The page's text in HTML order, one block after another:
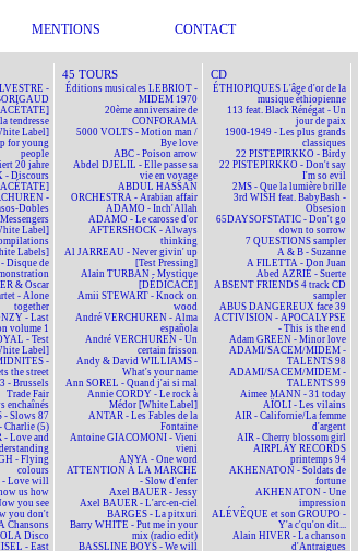
MENTIONS CONTACT
-
tendresse
Label]
for young
people
20 jahre
- Discours
-
Dobles
Label]
Labels]
Disque de
& Oscar
- Alone
together
- Last
volume 1
- Test
Label]
-
the street
- Brussels
Trade Fair
enchaînés
- Slows 87
Charlie (5)
- Love and
- Flying
colours
- Love will
us how
you see
you don't
Chansons
Disco
- East
45 TOURS
Éditions musicales LEBRIOT -
MIDEM 1970
20ème anniversaire de
CONFORAMA
5000 VOLTS - Motion man /
Bye love
ABC - Poison arrow
Abdel DJELIL - Elle passe sa
vie en voyage
ABDUL HASSAN
ORCHESTRA - Arabian affair
ADAMO - Inch'Allah
ADAMO - Le carosse d'or
AFTERSHOCK - Always
thinking
Al JARREAU - Never givin' up
[Test Pressing]
Alain TURBAN - Mystique
[DÉDICACÉ]
Amii STEWART - Knock on
wood
André VERCHUREN - Alma
española
André VERCHUREN - Un
certain frisson
Andy & David WILLIAMS -
What's your name
Ann SOREL - Quand j'ai si mal
Annie CORDY - Le rock à
Médor [White Label]
ANTAR - Les Fables de la
Fontaine
Antoine GIACOMONI - Vieni
vieni
ANYA - One word
ATTENTION À LA MARCHE
- Slow d'enfer
Axel BAUER - Jessy
Axel BAUER - L'arc-en-ciel
BARGES - La pitxuri
Barry WHITE - Put me in your
mix (radio edit)
BASSLINE BOYS - We will
CD
ÉTHIOPIQUES L'âge d'or de la
musique éthiopienne
113 feat. Black Rénégat - Un
jour de paix
1900-1949 - Les plus grands
classiques
22 PISTEPIRKKO - Birdy
22 PISTEPIRKKO - Don't say
I'm so evil
2MS - Que la lumière brille
3rd WISH feat. BabyBash -
Obsesion
65DAYSOFSTATIC - Don't go
down to sorrow
7 QUESTIONS sampler
A & B - Suzanne
A FILETTA - Don Juan
Abed AZRIÉ - Suerte
ABSENT FRIENDS 4 track CD
sampler
ABUS DANGEREUX face 39
ACTIVISION - APOCALYPSE
- This is the end
Adam GREEN - Minor love
ADAMI/SACEM/MIDEM -
TALENTS 98
ADAMI/SACEM/MIDEM -
TALENTS 99
Aimee MANN - 31 today
AÏOLI - Les vilains
AIR - Californie/La femme
d'argent
AIR - Cherry blossom girl
AIRPLAY RECORDS
printemps 94
AKHENATON - Soldats de
fortune
AKHENATON - Une
impression
ALÉVÊQUE et son GROUPO -
Y'a c'qu'on dit...
Alain HIVER - La chanson
d'Antraigues